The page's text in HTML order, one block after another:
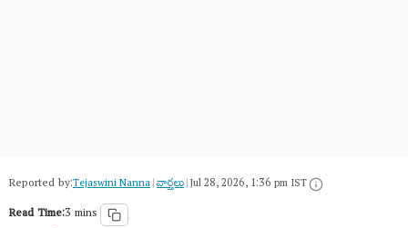
Reported by:Tejaswini Nanna|వార్త‌లు|Jul 28, 2026, 1:36 pm IST
Read Time:3 mins